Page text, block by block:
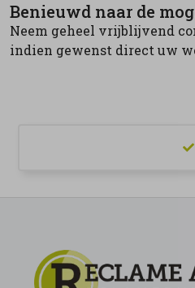
Benieuwd naar de
Neem geheel vrijblijvend
indien gewenst direct uw